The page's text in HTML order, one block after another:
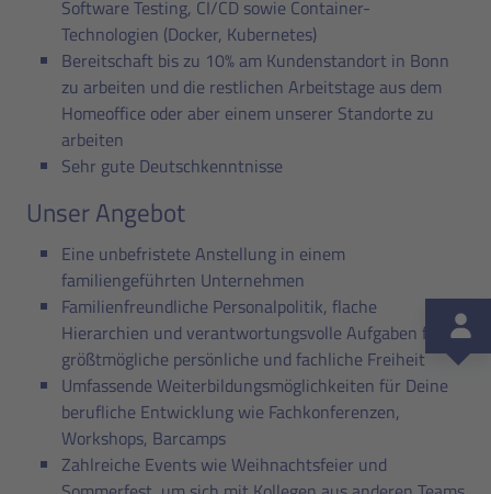
Software Testing, CI/CD sowie Container-
Technologien (Docker, Kubernetes)
Bereitschaft bis zu 10% am Kundenstandort in Bonn
zu arbeiten und die restlichen Arbeitstage aus dem
Homeoffice oder aber einem unserer Standorte zu
arbeiten
Sehr gute Deutschkenntnisse
Unser Angebot
Eine unbefristete Anstellung in einem
familiengeführten Unternehmen
Familienfreundliche Personalpolitik, flache
Hierarchien und verantwortungsvolle Aufgaben für
größtmögliche persönliche und fachliche Freiheit
Umfassende Weiterbildungsmöglichkeiten für Deine
berufliche Entwicklung wie Fachkonferenzen,
Workshops, Barcamps
Zahlreiche Events wie Weihnachtsfeier und